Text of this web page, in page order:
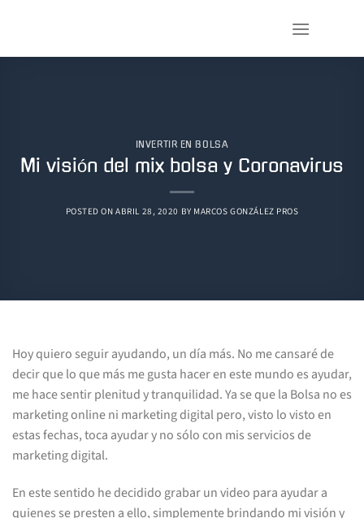
INVERTIR EN BOLSA
Mi visión del mix bolsa y Coronavirus
POSTED ONABRIL 28, 2020 BY MARCOS GONZÁLEZ PROS
Hoy quiero seguir ayudando, un día más. No me cansaré de
decir que lo que más me gusta hacer en este mundo es ayudar,
me hace sentir plenitud y tranquilidad. Ya se que la Bolsa no es
marketing online ni marketing digital pero, visto lo visto en
estas fechas, toca ayudar y no sólo con mis servicios de
marketing digital.
En este sentido he decidido grabar un video para ayudar a
quienes se presten a ello, simplemente brindando mi visión y